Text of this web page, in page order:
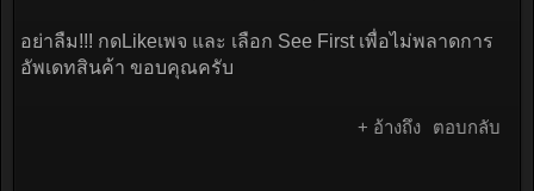
อย่าลืม!!! กดLikeเพจ และ เลือก See First เพื่อไม่พลาดการ
อัพเดทสินค้า ขอบคุณครับ
+ อ้างถึง ตอบกลับ